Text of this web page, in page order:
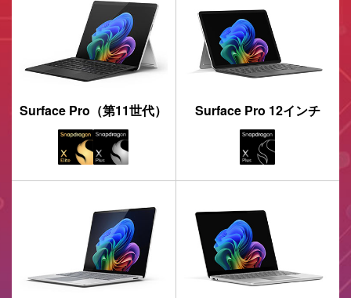
Surface Pro（第11世代） Surface Pro 12インチ